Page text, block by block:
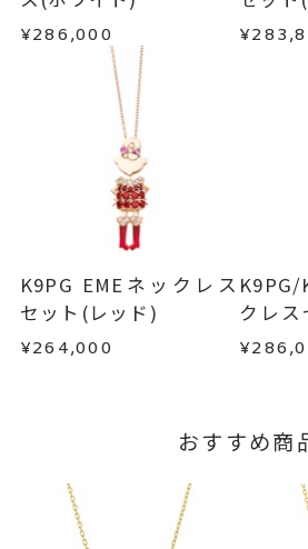
BODY 縦：約
DRESS 縦：
カテゴリー
刻印
-
・受注生産となる場合： 商品
目安日数を頂戴し、一から製作
※お急ぎの方はご注文前にお
い。事前に現在の納期状況を確
お届け予定日はご注文から2営
てご案内いたします。
・到着後ご連絡無く7日以上経
・刻印をお入れした商品
・販売期間が限定されている商
・過度な交換・返品を繰り返し
商品の品質には万全を期して
不良品の場合、またはご注文
は、早急に商品を交換させてい
お手数ですが商品到着後7日間
はお問い合わせフォームよりご
この場合の返送料は弊社にて
で、着払いにてご返送ください
詳細はこちら
¥286,000
K9PG EMEネックレス
セット(レッド)
¥264,000
K9PG/
クレス
タート
おすすめ商